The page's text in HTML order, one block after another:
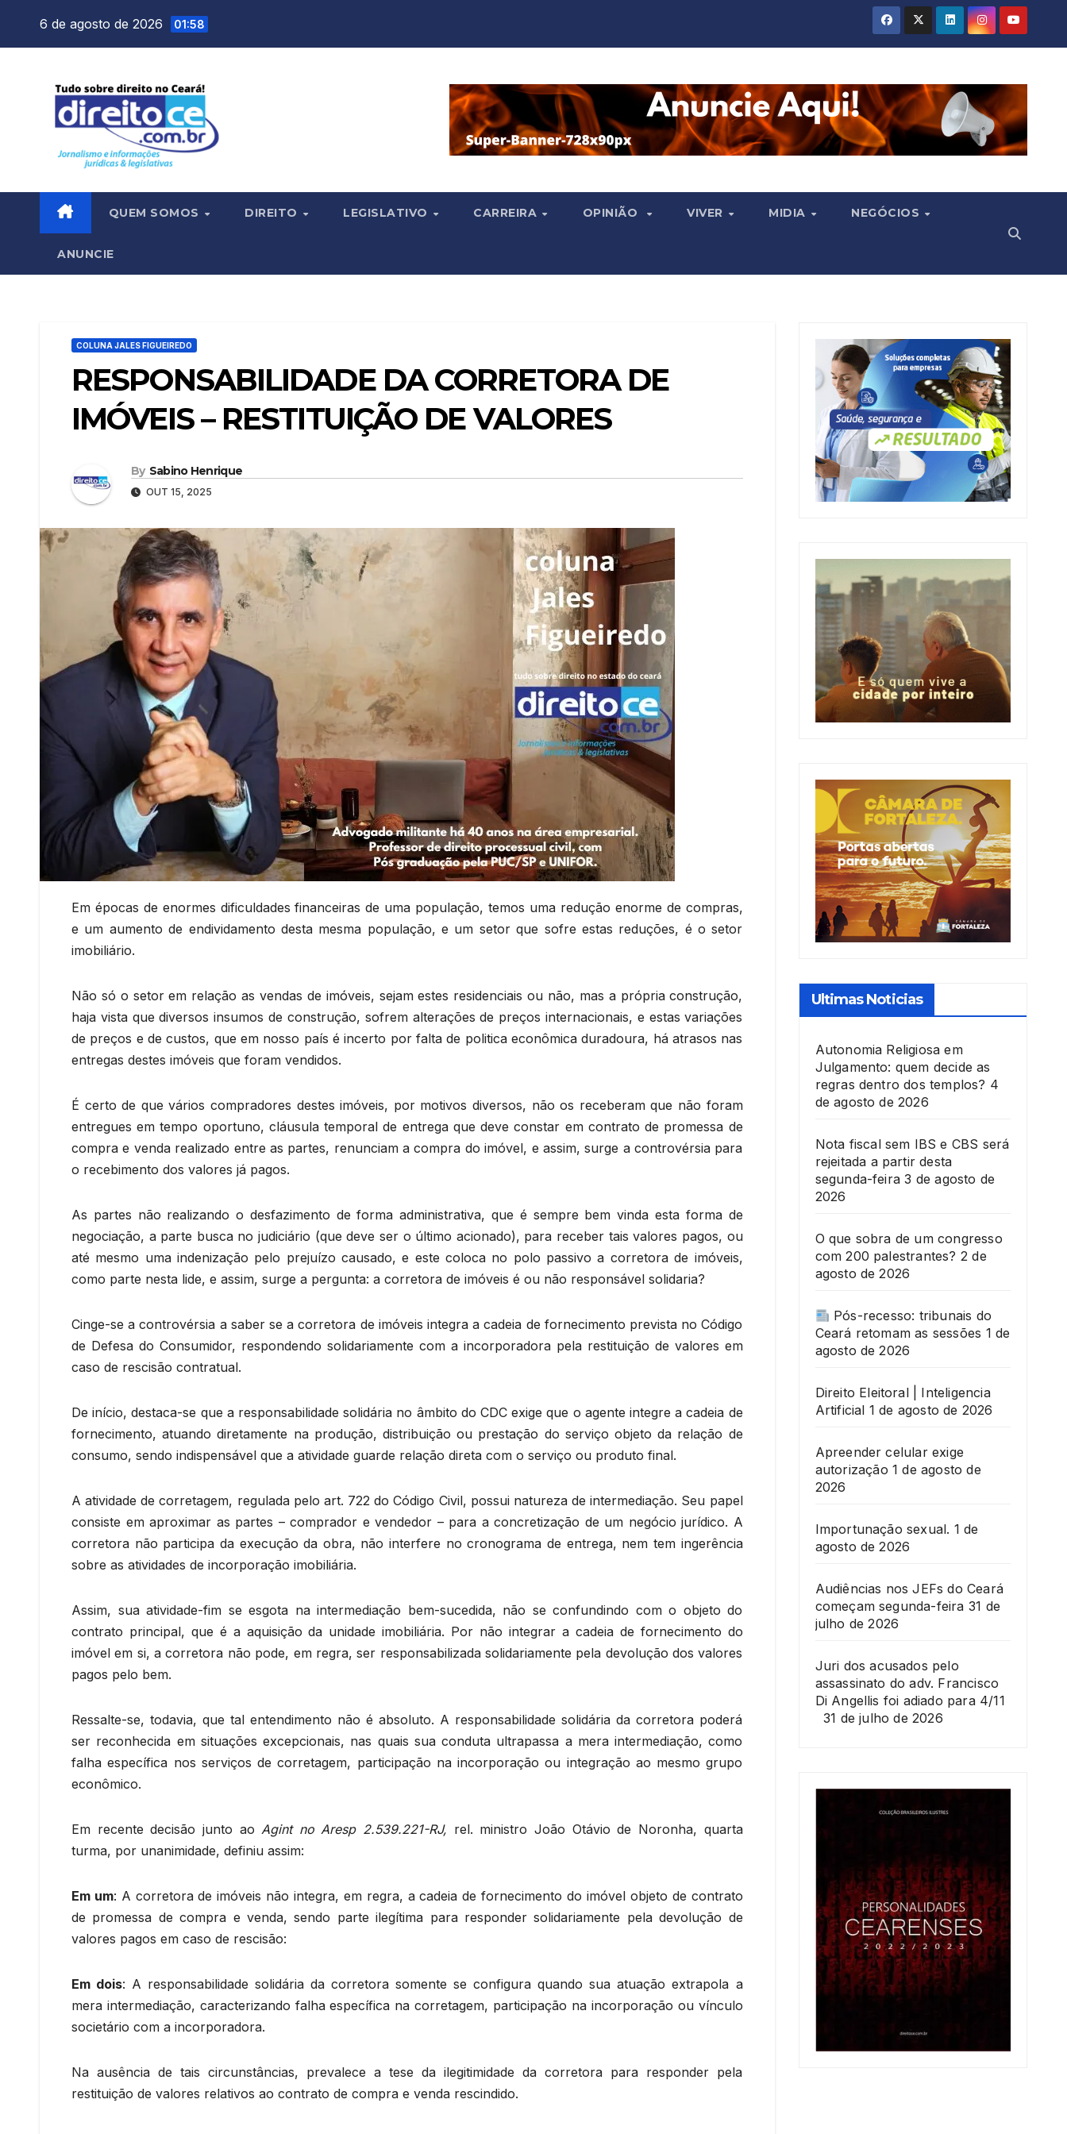
6 de agosto de 2026 01:58
QUEM SOMOS DIREITO LEGISLATIVO CARREIRA OPINIÃO VIVER MIDIA NEGÓCIOS
ANUNCIE
COLUNA JALES FIGUEIREDO
RESPONSABILIDADE DA CORRETORA DE
IMÓVEIS – RESTITUIÇÃO DE VALORES
By Sabino Henrique
OUT 15, 2025
Em épocas de enormes dificuldades financeiras de uma população, temos uma redução enorme de compras,
e um aumento de endividamento desta mesma população, e um setor que sofre estas reduções, é o setor
imobiliário.
Não só o setor em relação as vendas de imóveis, sejam estes residenciais ou não, mas a própria construção,
haja vista que diversos insumos de construção, sofrem alterações de preços internacionais, e estas variações
de preços e de custos, que em nosso país é incerto por falta de politica econômica duradoura, há atrasos nas
entregas destes imóveis que foram vendidos.
É certo de que vários compradores destes imóveis, por motivos diversos, não os receberam que não foram
entregues em tempo oportuno, cláusula temporal de entrega que deve constar em contrato de promessa de
compra e venda realizado entre as partes, renunciam a compra do imóvel, e assim, surge a controvérsia para
o recebimento dos valores já pagos.
As partes não realizando o desfazimento de forma administrativa, que é sempre bem vinda esta forma de
negociação, a parte busca no judiciário (que deve ser o último acionado), para receber tais valores pagos, ou
até mesmo uma indenização pelo prejuízo causado, e este coloca no polo passivo a corretora de imóveis,
como parte nesta lide, e assim, surge a pergunta: a corretora de imóveis é ou não responsável solidaria?
Cinge-se a controvérsia a saber se a corretora de imóveis integra a cadeia de fornecimento prevista no Código
de Defesa do Consumidor, respondendo solidariamente com a incorporadora pela restituição de valores em
caso de rescisão contratual.
De início, destaca-se que a responsabilidade solidária no âmbito do CDC exige que o agente integre a cadeia de
fornecimento, atuando diretamente na produção, distribuição ou prestação do serviço objeto da relação de
consumo, sendo indispensável que a atividade guarde relação direta com o serviço ou produto final.
A atividade de corretagem, regulada pelo art. 722 do Código Civil, possui natureza de intermediação. Seu papel
consiste em aproximar as partes – comprador e vendedor – para a concretização de um negócio jurídico. A
corretora não participa da execução da obra, não interfere no cronograma de entrega, nem tem ingerência
sobre as atividades de incorporação imobiliária.
Assim, sua atividade-fim se esgota na intermediação bem-sucedida, não se confundindo com o objeto do
contrato principal, que é a aquisição da unidade imobiliária. Por não integrar a cadeia de fornecimento do
imóvel em si, a corretora não pode, em regra, ser responsabilizada solidariamente pela devolução dos valores
pagos pelo bem.
Ressalte-se, todavia, que tal entendimento não é absoluto. A responsabilidade solidária da corretora poderá
ser reconhecida em situações excepcionais, nas quais sua conduta ultrapassa a mera intermediação, como
falha específica nos serviços de corretagem, participação na incorporação ou integração ao mesmo grupo
econômico.
Em recente decisão junto aoAgint no Aresp 2.539.221-RJ, rel. ministro João Otávio de Noronha, quarta
turma, por unanimidade, definiu assim:
Em um: A corretora de imóveis não integra, em regra, a cadeia de fornecimento do imóvel objeto de contrato
de promessa de compra e venda, sendo parte ilegítima para responder solidariamente pela devolução de
valores pagos em caso de rescisão:
Em dois: A responsabilidade solidária da corretora somente se configura quando sua atuação extrapola a
mera intermediação, caracterizando falha específica na corretagem, participação na incorporação ou vínculo
societário com a incorporadora.
Na ausência de tais circunstâncias, prevalece a tese da ilegitimidade da corretora para responder pela
restituição de valores relativos ao contrato de compra e venda rescindido.
Ultimas Noticias
Autonomia Religiosa em
Julgamento: quem decide as
regras dentro dos templos? 4
de agosto de 2026
Nota fiscal sem IBS e CBS será
rejeitada a partir desta
segunda-feira 3 de agosto de
2026
O que sobra de um congresso
com 200 palestrantes? 2 de
agosto de 2026
Pós-recesso: tribunais do
Ceará retomam as sessões 1 de
agosto de 2026
Direito Eleitoral | Inteligencia
Artificial 1 de agosto de 2026
Apreender celular exige
autorização 1 de agosto de
2026
Importunação sexual. 1 de
agosto de 2026
Audiências nos JEFs do Ceará
começam segunda-feira 31 de
julho de 2026
Juri dos acusados pelo
assassinato do adv. Francisco
Di Angellis foi adiado para 4/11
31 de julho de 2026